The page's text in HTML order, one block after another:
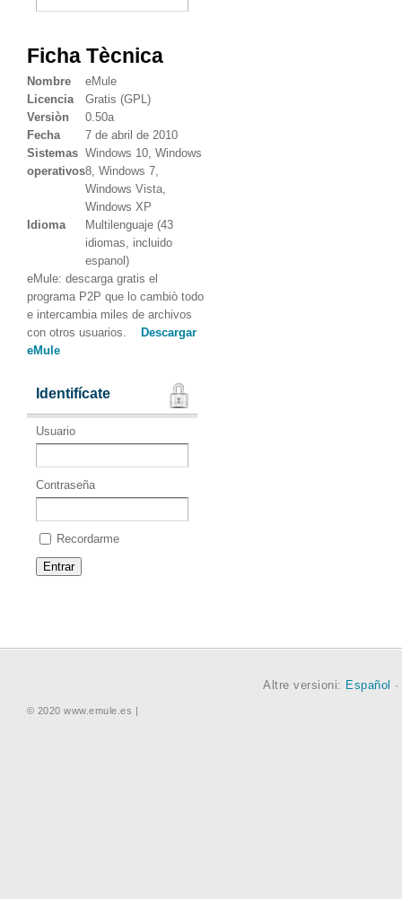
Ficha Tècnica
Nombre
eMule
Licencia
Gratis (GPL)
Versiòn
0.50a
Fecha
7 de abril de 2010
Sistemas
operativos
Windows 10, Windows
8, Windows 7,
Windows Vista,
Windows XP
Idioma
Multilenguaje (43
idiomas, incluido
espanol)
eMule: descarga gratis el
programa P2P que lo cambiò todo
e intercambia miles de archivos
con otros usuarios.
Descargar
eMule
Identifícate
Usuario
Contraseña
Recordarme
Altre versioni: Español
© 2020 www.emule.es |